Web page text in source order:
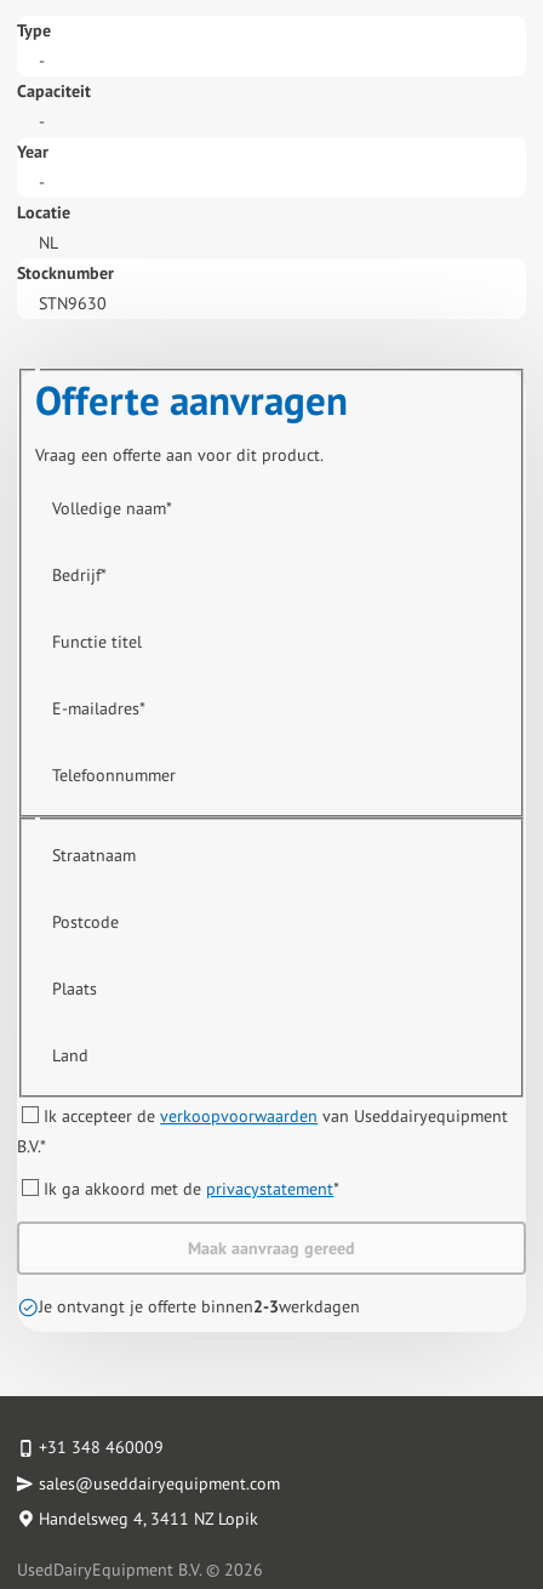
Type
-
Capaciteit
-
Year
-
Locatie
NL
Stocknumber
STN9630
Offerte aanvragen
Vraag een offerte aan voor dit product.
Volledige naam*
Bedrijf*
Functie titel
E-mailadres*
Telefoonnummer
Straatnaam
Postcode
Plaats
Land
Ik accepteer deverkoopvoorwaarden van Useddairyequipment
B.V.*
Ik ga akkoord met de privacystatement*
Maak aanvraag gereed
Je ontvangt je offerte binnen2-3werkdagen
+31 348 460009
sales@useddairyequipment.com
Handelsweg 4, 3411 NZ Lopik
UsedDairyEquipment B.V. © 2026